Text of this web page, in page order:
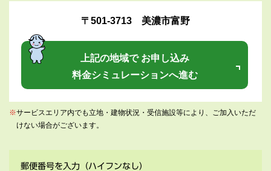
〒501-3713 美濃市富野
上記の地域で お申し込み
料金シミュレーションへ進む
※サービスエリア内でも立地・建物状況・受信施設等により、ご加入いただ
けない場合がございます。
郵便番号を入力 （ハイフンなし）